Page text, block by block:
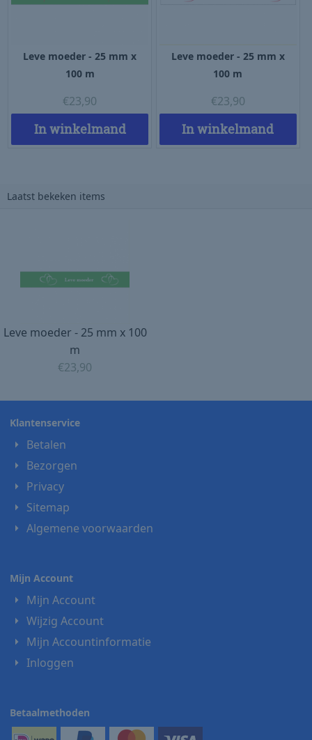
Leve moeder - 25 mm x
100 m
€23,90
In winkelmand
Leve moeder - 25 mm x
100 m
€23,90
In winkelmand
Laatst bekeken items
Leve moeder - 25 mm x 100
m
€23,90
Klantenservice
Betalen
Bezorgen
Privacy
Sitemap
Algemene voorwaarden
Mijn Account
Mijn Account
Wijzig Account
Mijn Accountinformatie
Inloggen
Betaalmethoden